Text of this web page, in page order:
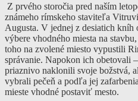
Z prvého storočia pred naším
známeho rímskeho staviteľa
Augusta. V jednej z desiatich kníh
výbere vhodného miesta na
toho na zvolené miesto vypustili
správanie. Napokon ich obetovali
priaznivo naklonili svoje božstvá,
vybrali pečeň a podľa jej
mieste vhodné postaviť mesto.